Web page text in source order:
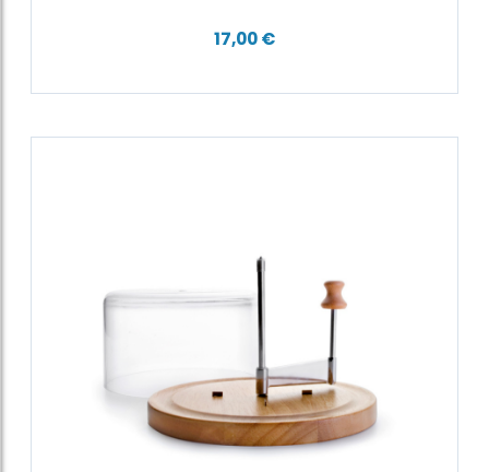
17,00 €